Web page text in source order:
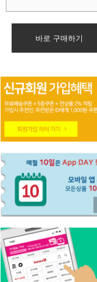
바로 구매하기